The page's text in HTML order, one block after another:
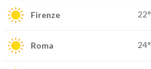
Firenze 22°
Roma 24°